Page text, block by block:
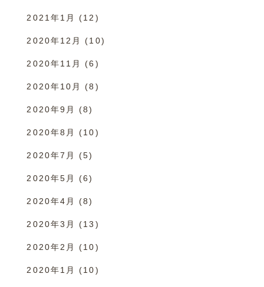
2021年1月 (12)
2020年12月 (10)
2020年11月 (6)
2020年10月 (8)
2020年9月 (8)
2020年8月 (10)
2020年7月 (5)
2020年5月 (6)
2020年4月 (8)
2020年3月 (13)
2020年2月 (10)
2020年1月 (10)